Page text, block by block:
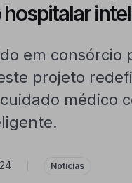
em consórcio
projeto
médico
Notícias